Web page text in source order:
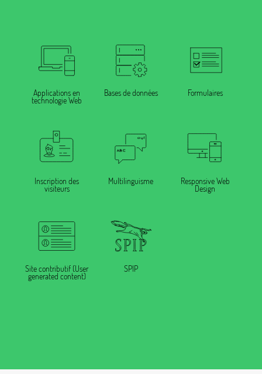
Applications en
technologie Web
Bases de données Formulaires
Inscription des
visiteurs
Multilinguisme Responsive Web
Design
Site contributif (User
generated content)
SPIP